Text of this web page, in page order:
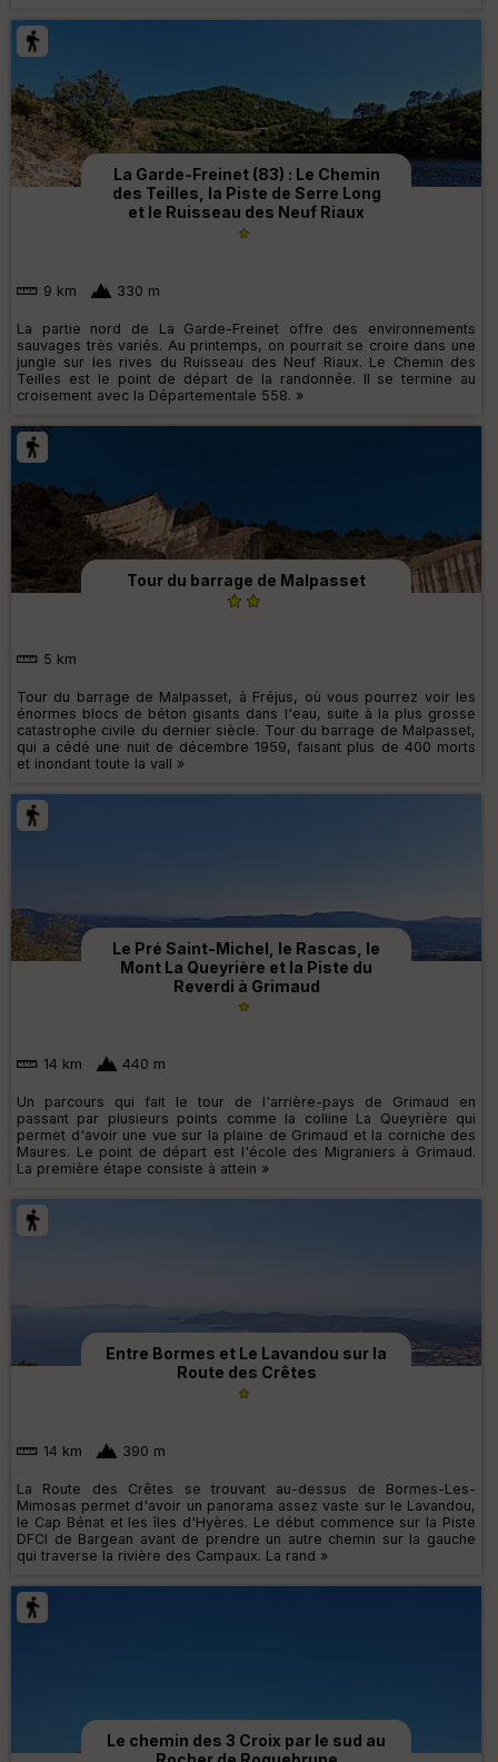
La Garde-Freinet (83) : Le Chemin
des Teilles, la Piste de Serre Long
et le Ruisseau des Neuf Riaux
9 km 330 m
La partie nord de La Garde-Freinet offre des environnements
sauvages très variés. Au printemps, on pourrait se croire dans une
jungle sur les rives du Ruisseau des Neuf Riaux. Le Chemin des
Teilles est le point de départ de la randonnée. Il se termine au
croisement avec la Départementale 558. »
Tour du barrage de Malpasset
5 km
Tour du barrage de Malpasset, à Fréjus, où vous pourrez voir les
énormes blocs de béton gisants dans l'eau, suite à la plus grosse
catastrophe civile du dernier siècle. Tour du barrage de Malpasset,
qui a cédé une nuit de décembre 1959, faisant plus de 400 morts
et inondant toute la vall »
Le Pré Saint-Michel, le Rascas, le
Mont La Queyrière et la Piste du
Reverdi à Grimaud
14 km 440 m
Un parcours qui fait le tour de l'arrière-pays de Grimaud en
passant par plusieurs points comme la colline La Queyrière qui
permet d'avoir une vue sur la plaine de Grimaud et la corniche des
Maures. Le point de départ est l'école des Migraniers à Grimaud.
La première étape consiste à attein »
Entre Bormes et Le Lavandou sur la
Route des Crêtes
14 km 390 m
La Route des Crêtes se trouvant au-dessus de Bormes-Les-
Mimosas permet d'avoir un panorama assez vaste sur le Lavandou,
le Cap Bénat et les îles d'Hyères. Le début commence sur la Piste
DFCI de Bargean avant de prendre un autre chemin sur la gauche
qui traverse la rivière des Campaux. La rand »
Le chemin des 3 Croix par le sud au